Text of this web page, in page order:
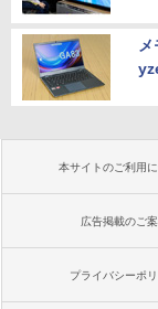
本サイトのご利用
広告掲載のご
プライバシーポ